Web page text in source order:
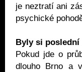
je neztratí ani
psychické
Byly si poslední
Pokud jde o
dlouho Brno a